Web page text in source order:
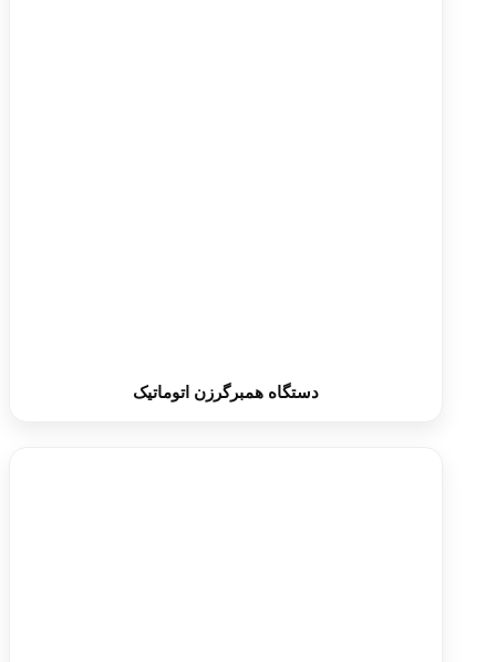
دستگاه همبرگرزن اتوماتیک